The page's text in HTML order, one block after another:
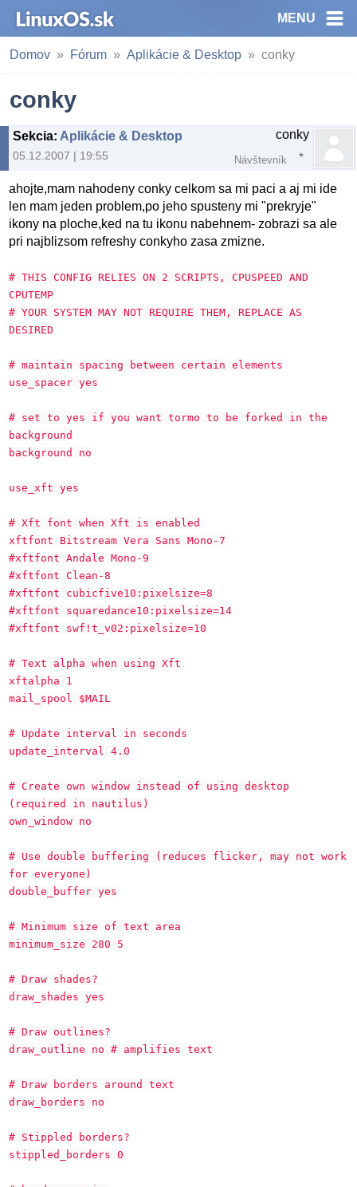
MENU
Domov Fórum Aplikácie & Desktop conky
conky
Sekcia: Aplikácie & Desktop
05.12.2007 | 19:55
conky
Návštevník
ahojte,mam nahodeny conky celkom sa mi paci a aj mi ide
len mam jeden problem,po jeho spusteny mi "prekryje"
ikony na ploche,ked na tu ikonu nabehnem- zobrazi sa ale
pri najblizsom refreshy conkyho zasa zmizne.
# THIS CONFIG RELIES ON 2 SCRIPTS, CPUSPEED AND
CPUTEMP
# YOUR SYSTEM MAY NOT REQUIRE THEM, REPLACE AS
DESIRED
# maintain spacing between certain elements
use_spacer yes
# set to yes if you want tormo to be forked in the
background
background no
use_xft yes
# Xft font when Xft is enabled
xftfont Bitstream Vera Sans Mono-7
#xftfont Andale Mono-9
#xftfont Clean-8
#xftfont cubicfive10:pixelsize=8
#xftfont squaredance10:pixelsize=14
#xftfont swf!t_v02:pixelsize=10
# Text alpha when using Xft
xftalpha 1
mail_spool $MAIL
# Update interval in seconds
update_interval 4.0
# Create own window instead of using desktop
(required in nautilus)
own_window no
# Use double buffering (reduces flicker, may not work
for everyone)
double_buffer yes
# Minimum size of text area
minimum_size 280 5
# Draw shades?
draw_shades yes
# Draw outlines?
draw_outline no # amplifies text
# Draw borders around text
draw_borders no
# Stippled borders?
stippled_borders 0